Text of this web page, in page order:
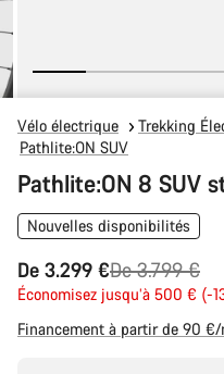
Vélo électrique Trekking
Pathlite:ON SUV
Pathlite:ON 8 SUV
Nouvelles disponibilités
De 3.299 €
Prix
d’origine
De 3.799 €
Économisez jusqu’à 500 € (-
Financement à partir de 90 €/